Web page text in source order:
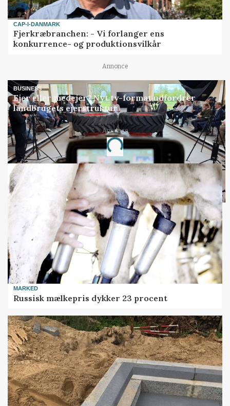
CAP-I-DANMARK
Fjerkræbranchen: - Vi forlanger ens
konkurrence- og produktionsvilkår
Annonce
BUSINESS
Ejer eller medejer? Nyt tv-format udfordrer
landbrugets ejerstruktur
Annonce
Loading...
MARKED
Russisk mælkepris dykker 23 procent